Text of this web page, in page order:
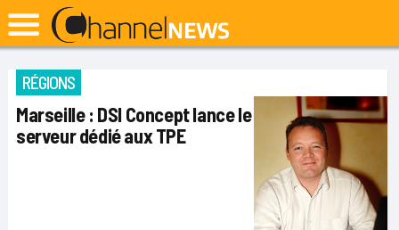
RÉGIONS
Marseille : DSI Concept lance le
serveur dédié aux TPE